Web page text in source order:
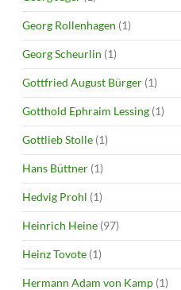
Georg Rollenhagen (1)
Georg Scheurlin (1)
Gottfried August Bürger (1)
Gotthold Ephraim Lessing (1)
Gottlieb Stolle (1)
Hans Büttner (1)
Hedvig Prohl (1)
Heinrich Heine (97)
Heinz Tovote (1)
Hermann Adam von Kamp (1)